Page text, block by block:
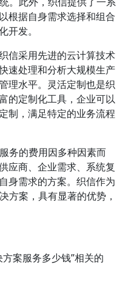
根据自身需求选择和组合
开发。
信采用先进的云计算技术
速处理和分析大规模生产
理水平。灵活定制也是织
的定制化工具，企业可以
制，满足特定的业务流程
务的费用因多种因素而
应商、企业需求、系统复
身需求的方案。织信作为
方案，具有显著的优势，
案服务多少钱”相关的